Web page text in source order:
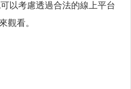
以考慮透過合法的線上平台
觀看。